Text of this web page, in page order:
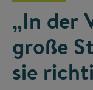
„In der
große
sie